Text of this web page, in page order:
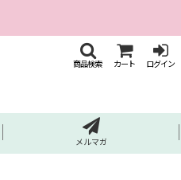
商品検索 カート ログイン
メルマガ